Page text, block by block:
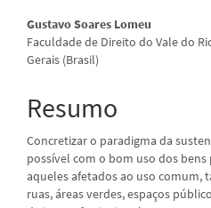
Conteúdo
do
principal
Gustavo Soares Lomeu
Faculdade de Direito do Vale do
Gerais (Brasil)
Resumo
Concretizar o paradigma da
possível com o bom uso dos
aqueles afetados ao uso comum,
ruas, áreas verdes, espaços